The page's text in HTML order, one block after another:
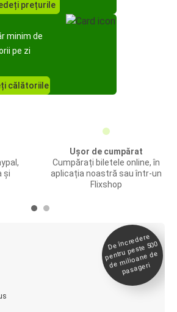
prețurile
minim de
pe zi
călătoriile
și
Ușor de cumpărat
Cumpărați biletele online, în
aplicația noastră sau într-un
Flixshop
De încredere
pentru peste 500
de
milioane de
pasageri